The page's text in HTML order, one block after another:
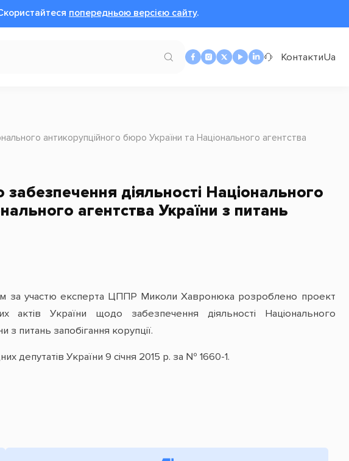
попередньою версією сайту.
КонтактиUa
антикорупційного бюро України та Національного агентства
діяльності Національного
агентства України з питань
за участю експерта ЦППР Миколи Хавронюка розроблено проект
України щодо забезпечення діяльності Національного
питань запобігання корупції.
депутатів України 9 січня 2015 р. за № 1660-1.